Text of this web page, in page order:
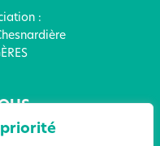
priorité
: